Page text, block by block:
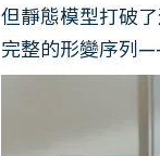
但靜態模型打破
完整的形變序列